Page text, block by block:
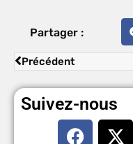
Partager :
Précédent
Suivez-nous